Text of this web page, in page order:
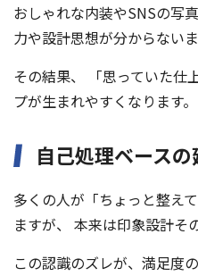
おしゃれな内装やSNSの写
力や設計思想が分からない
その結果、 「思っていた仕
プが生まれやすくなります。
自己処理ベース
多くの人が「ちょっと整え
ますが、 本来は印象設計そ
この認識のズレが、満足度